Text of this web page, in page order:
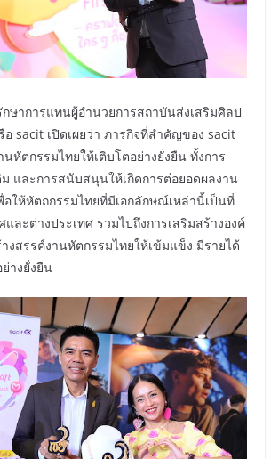
ษาการแทนผู้อำนวยการสถาบันส่งเสริมศิลป
sacit เปิดเผยว่า ภารกิจที่สำคัญของ sacit
นหัตกรรมไทยให้เติบโตอย่างยั่งยืน ทั้งการ
และการสนับสนุนให้เกิดการต่อยอดผลงาน
อให้หัตถกรรมไทยที่มีเอกลักษณ์เหล่านี้เป็นที่
และต่างประเทศ รวมไปถึงการเสริมสร้างองค์
งสรรค์งานหัตกรรมไทยให้เข้มแข็ง มีรายได้
างยั่งยืน